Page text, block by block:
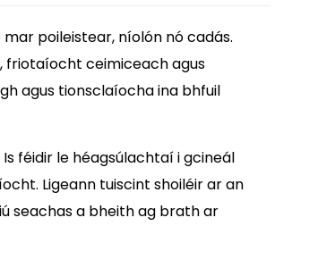
poileistear, níolón nó cadás.
friotaíocht ceimiceach agus
agus tionsclaíocha ina bhfuil
féidir le héagsúlachtaí i gcineál
Ligeann tuiscint shoiléir ar an
seachas a bheith ag brath ar